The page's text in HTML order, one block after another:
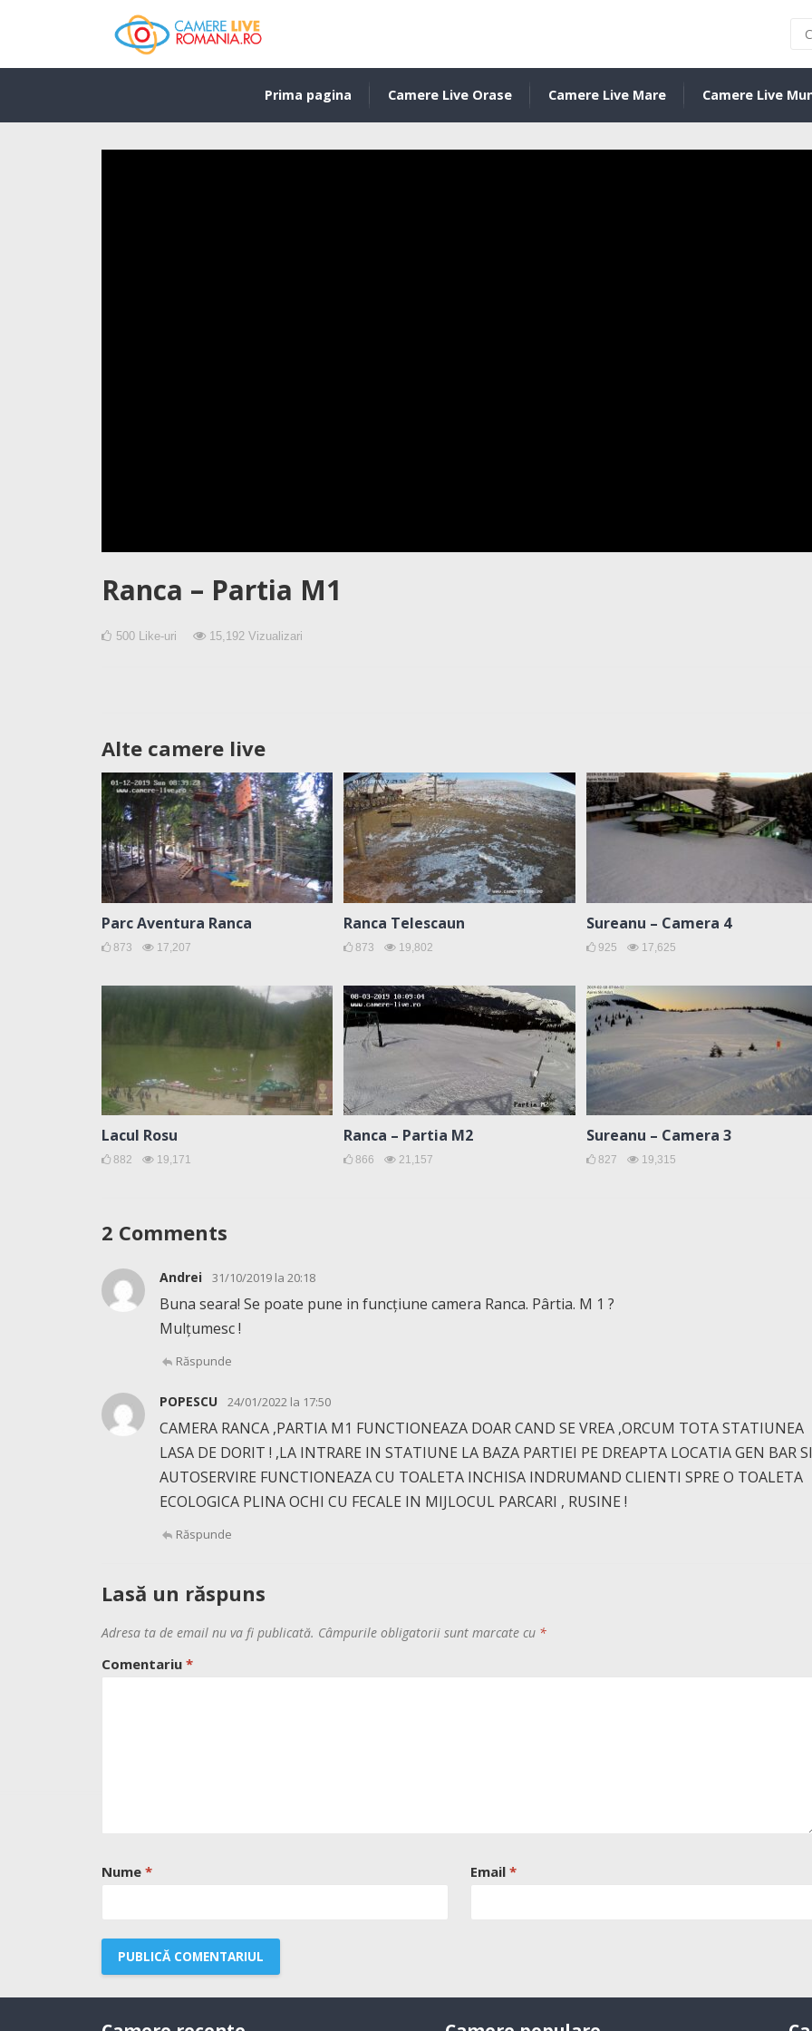
Prima pagina Camere Live Orase Camere Live Mare Camere Live
Ranca – Partia M1
500 Like-uri 15,192 Vizualizari
Alte camere live
Parc Aventura Ranca
873 17,207
Ranca Telescaun
873 19,802
Sureanu – Camera 4
925 17,625
Lacul Rosu
882 19,171
Ranca – Partia M2
866 21,157
Sureanu – Camera 3
827 19,315
2 Comments
Andrei 31/10/2019 la 20:18
Buna seara! Se poate pune in funcțiune camera Ranca. Pârtia. M 1 ?
Mulțumesc !
Răspunde
POPESCU 24/01/2022 la 17:50
CAMERA RANCA ,PARTIA M1 FUNCTIONEAZA DOAR CAND SE VREA ,ORCUM TOTA STATIUNEA
LASA DE DORIT ! ,LA INTRARE IN STATIUNE LA BAZA PARTIEI PE DREAPTA LOCATIA GEN BAR SI
AUTOSERVIRE FUNCTIONEAZA CU TOALETA INCHISA INDRUMAND CLIENTI SPRE O TOALETA
ECOLOGICA PLINA OCHI CU FECALE IN MIJLOCUL PARCARI , RUSINE !
Răspunde
Lasă un răspuns
Adresa ta de email nu va fi publicată. Câmpurile obligatorii sunt marcate cu *
Comentariu *
Nume * Email *